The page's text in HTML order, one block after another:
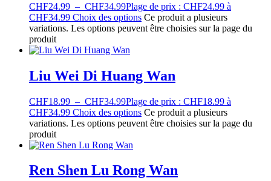
CHF24.99 – CHF34.99Plage de prix : CHF24.99 à
CHF34.99 Choix des options Ce produit a plusieurs
variations. Les options peuvent être choisies sur la page du
produit
Liu Wei Di Huang Wan
CHF18.99 – CHF34.99Plage de prix : CHF18.99 à
CHF34.99 Choix des options Ce produit a plusieurs
variations. Les options peuvent être choisies sur la page du
produit
Ren Shen Lu Rong Wan